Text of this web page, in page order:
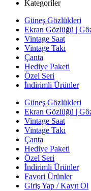
Kategoriler
Güneş Gözlükleri
Ekran Gözlüğü |
Vintage Saat
Vintage Takı
Çanta
Hediye Paketi
Özel Seri
İndirimli Ürünler
Güneş Gözlükleri
Ekran Gözlüğü |
Vintage Saat
Vintage Takı
Çanta
Hediye Paketi
Özel Seri
İndirimli Ürünler
Favori Ürünler
Giriş Yap / Kayıt Ol